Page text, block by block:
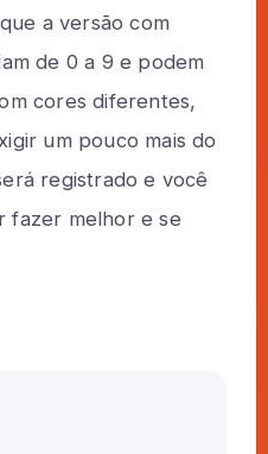
a versão com
de 0 a 9 e podem
cores diferentes,
um pouco mais do
registrado e você
fazer melhor e se